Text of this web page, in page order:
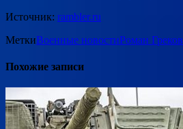
Источник: rambler.ru
МеткиВоенные новостиРоман Греков
Похожие записи